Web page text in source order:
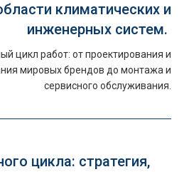
климатических и
инженерных систем.
цикл работ: от проектирования и
мировых брендов до монтажа и
сервисного обслуживания.
цикла: стратегия,